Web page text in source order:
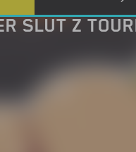
SLUT Z